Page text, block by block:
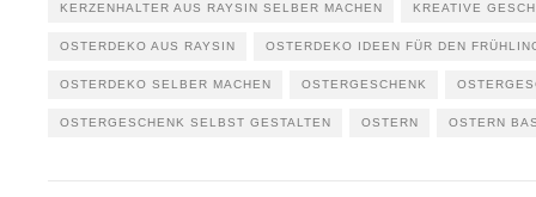
KERZENHALTER AUS RAYSIN SELBER MACHEN KREATIVE
OSTERDEKO AUS RAYSIN OSTERDEKO IDEEN FÜR DEN
OSTERDEKO SELBER MACHEN OSTERGESCHENK
OSTERGESCHENK SELBST GESTALTEN OSTERN OSTERN